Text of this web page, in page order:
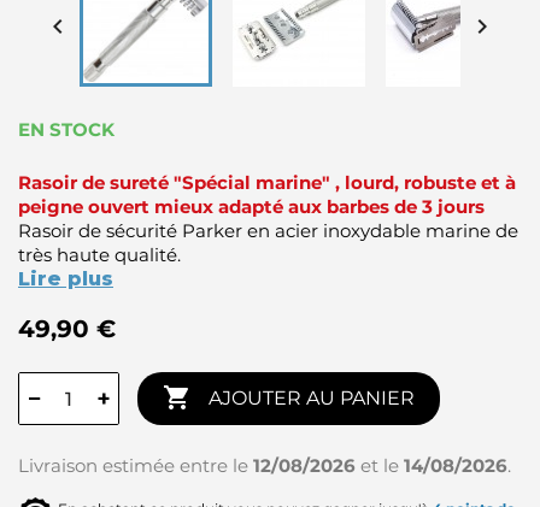
 
EN STOCK
Rasoir de sureté "Spécial marine" , lourd, robuste et à
peigne ouvert mieux adapté aux barbes de 3 jours
Rasoir de sécurité Parker en acier inoxydable marine de
très haute qualité.
Lire plus
49,90 €
− +  AJOUTER AU PANIER
Livraison estimée entre le 12/08/2026 et le 14/08/2026.